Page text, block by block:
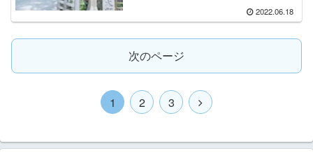
2022.06.18
次のページ
1 2 3